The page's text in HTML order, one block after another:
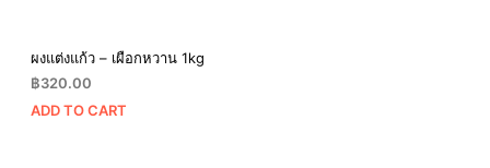
ผงแต่งแก้ว – เผือกหวาน 1kg
฿320.00
ADD TO CART